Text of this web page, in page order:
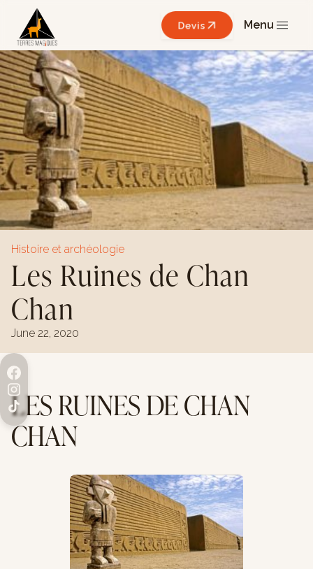
Devis Menu
Histoire et archéologie
Les Ruines de Chan
Chan
June 22, 2020
LES RUINES DE CHAN
CHAN